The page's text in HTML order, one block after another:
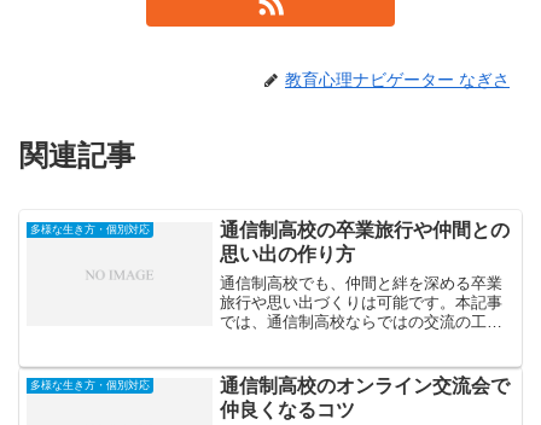
教育心理ナビゲーター なぎさ
関連記事
多様な生き方・個別対応
通信制高校の卒業旅行や仲間との
思い出の作り方
通信制高校でも、仲間と絆を深める卒業
旅行や思い出づくりは可能です。本記事
では、通信制高校ならではの交流の工夫
多様な生き方・個別対応
通信制高校のオンライン交流会で
仲良くなるコツ